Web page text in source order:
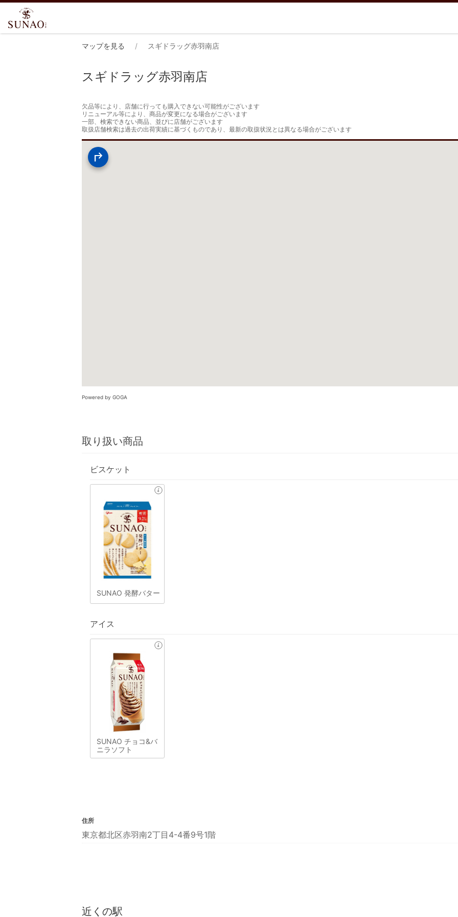
マップを見る スギドラッグ赤羽南店
スギドラッグ赤羽南店
欠品等により、店舗に行っても購入できない可能性がございます
リニューアル等により、商品が変更になる場合がございます
一部、検索できない商品、並びに店舗がございます
取扱店舗検索は過去の出荷実績に基づくものであり、最新の取扱状況とは異なる場合がございます
Powered by GOGA
取り扱い商品
ビスケット
SUNAO 発酵バター
アイス
SUNAO チョコ&バ
ニラソフト
住所
東京都北区赤羽南2丁目4-4番9号1階
近くの駅